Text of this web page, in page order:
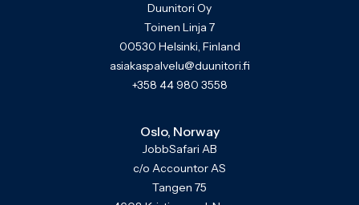
Duunitori Oy
Toinen Linja 7
00530 Helsinki, Finland
asiakaspalvelu@duunitori.fi
+358 44 980 3558
Oslo, Norway
JobbSafari AB
c/o Accountor AS
Tangen 75